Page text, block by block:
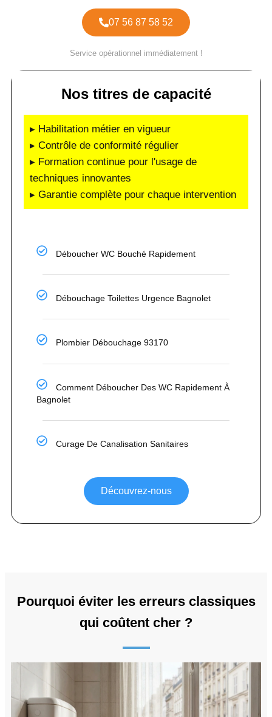
07 56 87 58 52
Service opérationnel immédiatement !
Nos titres de capacité
▸ Habilitation métier en vigueur
▸ Contrôle de conformité régulier
▸ Formation continue pour l'usage de
techniques innovantes
▸ Garantie complète pour chaque intervention
Déboucher WC Bouché Rapidement
Débouchage Toilettes Urgence Bagnolet
Plombier Débouchage 93170
Comment Déboucher Des WC Rapidement À
Bagnolet
Curage De Canalisation Sanitaires
Découvrez-nous
Pourquoi éviter les erreurs classiques
qui coûtent cher ?